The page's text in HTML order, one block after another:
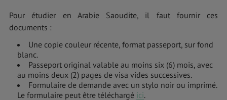
Pour étudier en Arabie Saoudite, il faut fournir ces
documents :
Une copie couleur récente, format passeport, sur fond
blanc.
Passeport original valable au moins six (6) mois, avec
au moins deux (2) pages de visa vides successives.
Formulaire de demande avec un stylo noir ou imprimé.
Le formulaire peut être téléchargé ici.